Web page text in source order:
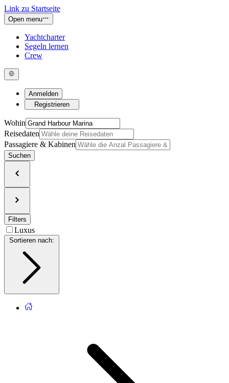
Link zu Startseite
Open menu
Yachtcharter
Segeln lernen
Crew
Anmelden
Registrieren
Wohin
Reisedaten
Passagiere & Kabinen
Suchen
Filters
Luxus
Sortieren nach